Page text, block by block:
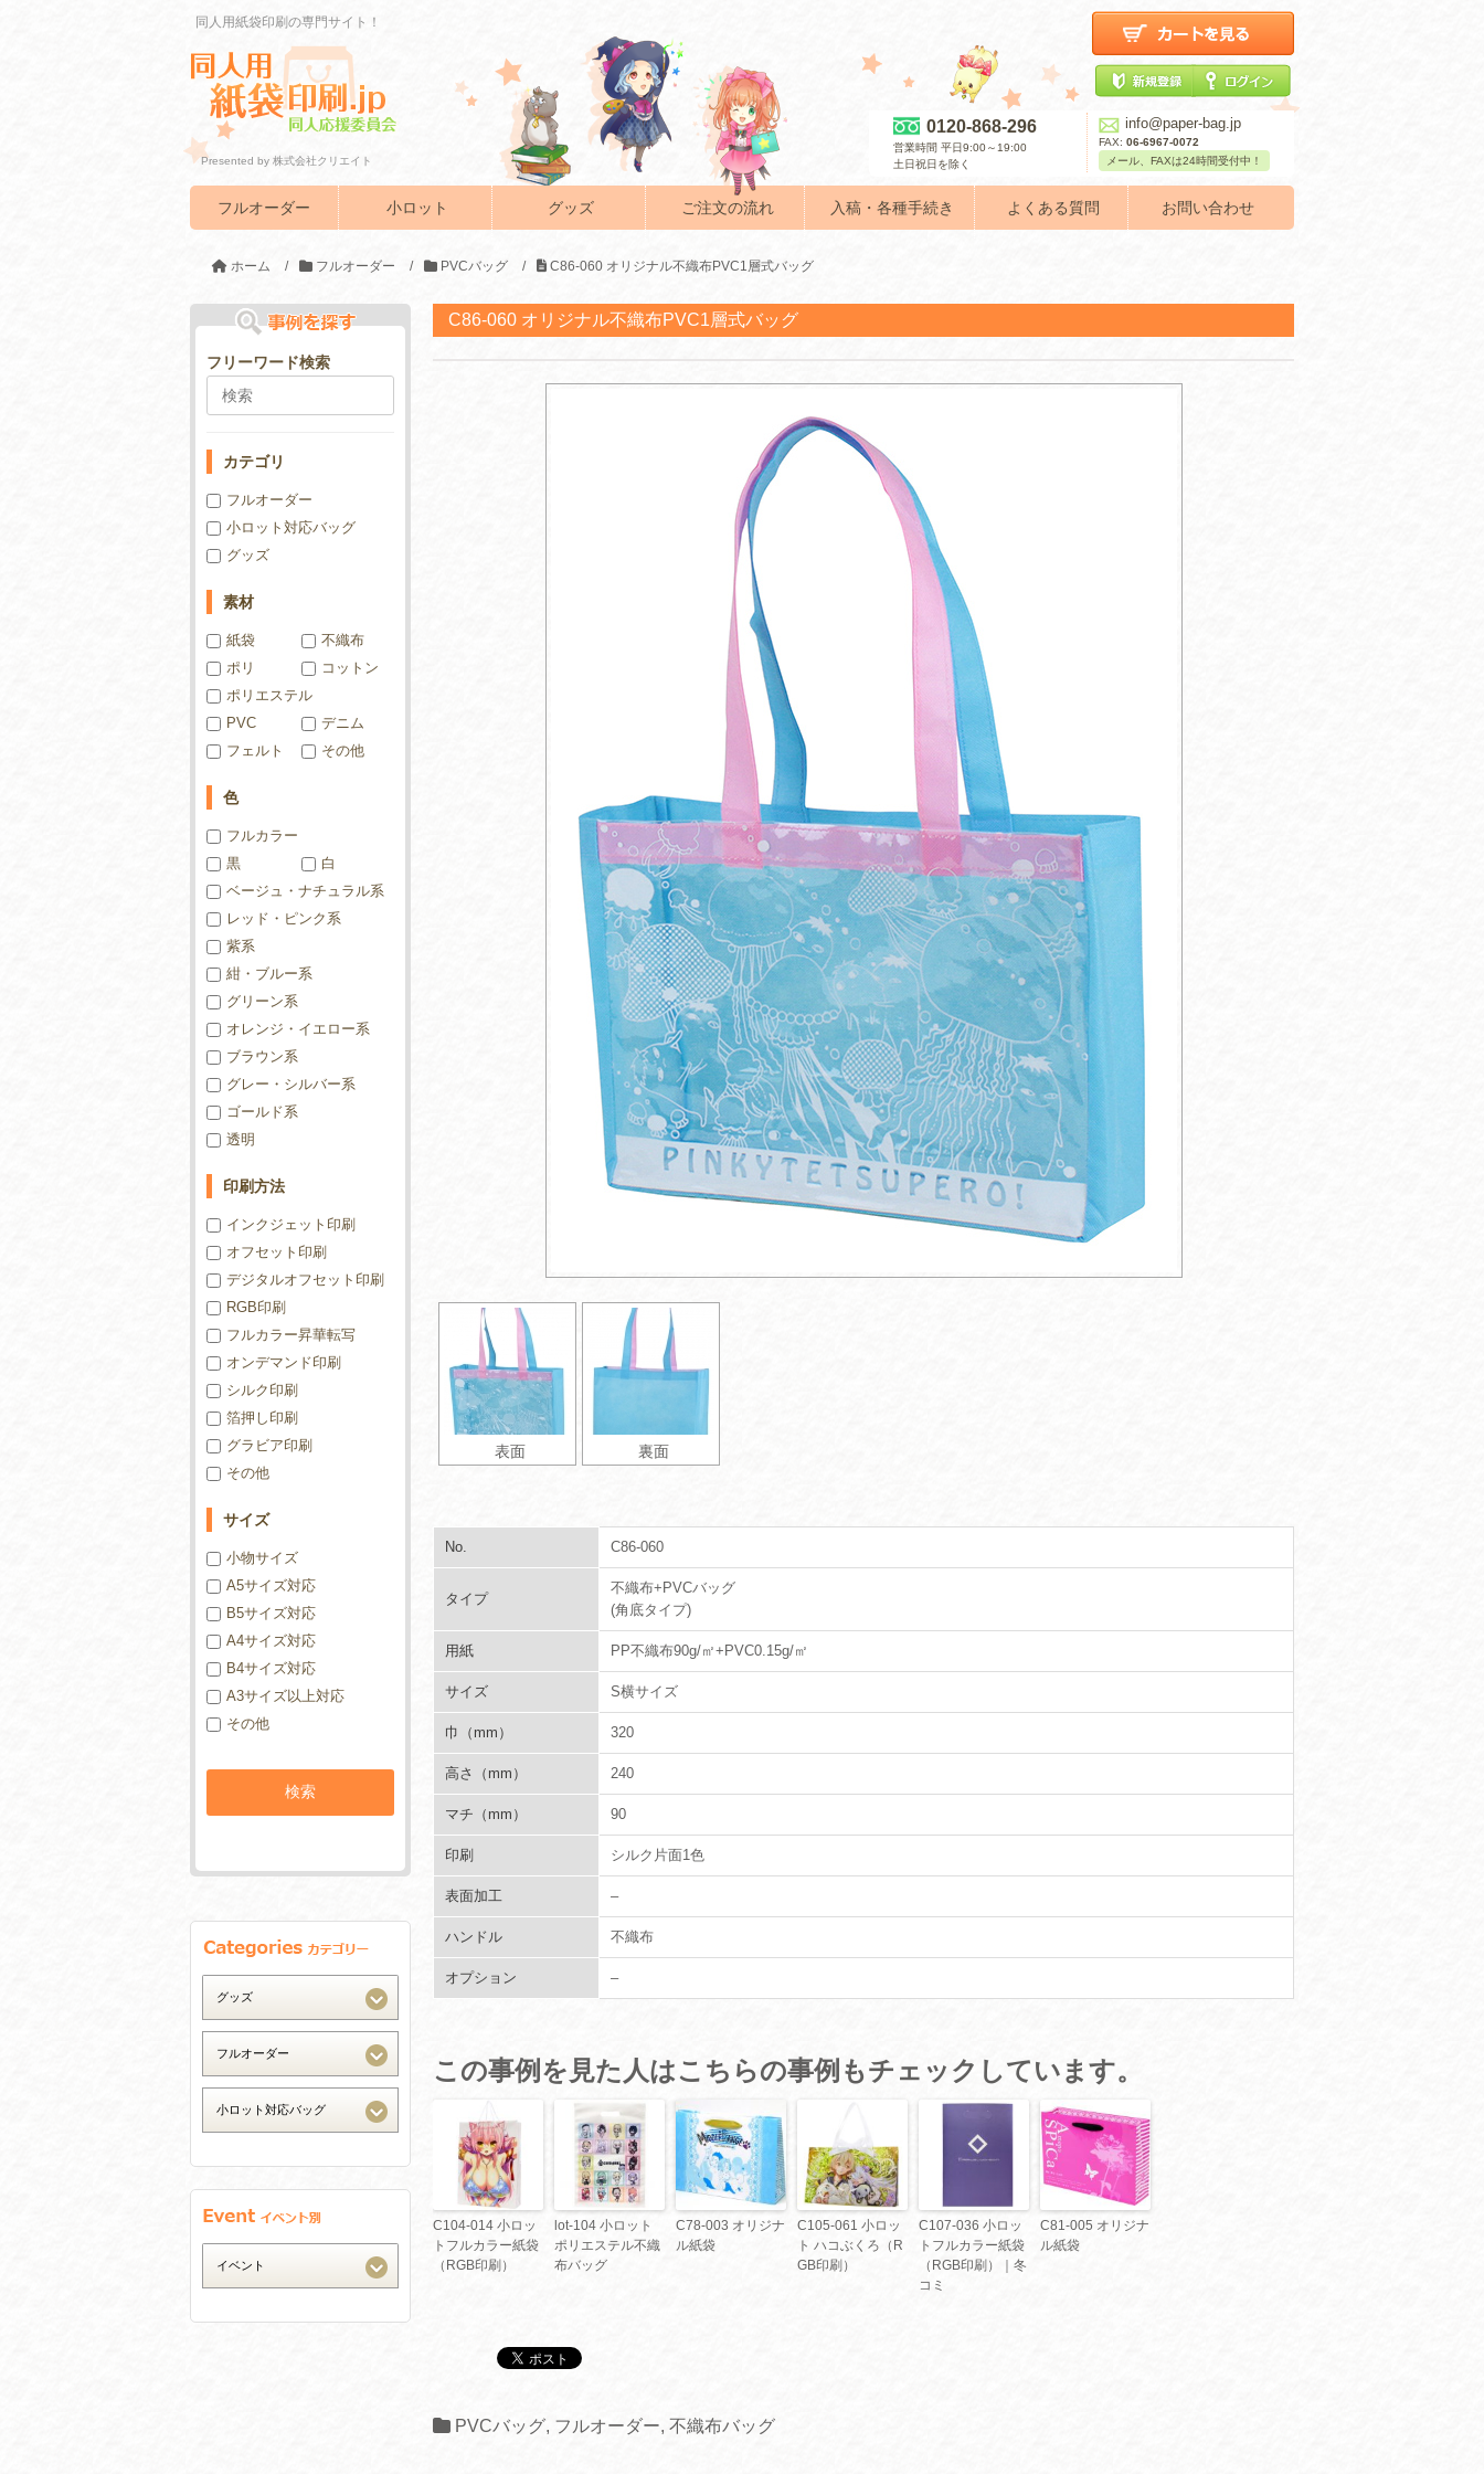
同人用紙袋印刷の専門サイト！
Presented by 株式会社クリエイト
0120-868-296
営業時間 平日9:00～19:00
土日祝日を除く
info@paper-bag.jp
FAX: 06-6967-0072
メール、FAXは24時間受付中！
フルオーダー 小ロット グッズ ご注文の流れ 入稿・各種手続き よくある質問 お問い合わせ
ホーム / フルオーダー / PVCバッグ / C86-060 オリジナル不織布PVC1層式バッグ
C86-060 オリジナル不織布PVC1層式バッグ
表面 裏面
No. C86-060
タイプ
不織布+PVCバッグ
(角底タイプ)
用紙 PP不織布90g/㎡+PVC0.15g/㎡
サイズ S横サイズ
巾（mm） 320
高さ（mm） 240
マチ（mm） 90
印刷 シルク片面1色
表面加工 –
ハンドル 不織布
オプション –
この事例を見た人はこちらの事例もチェックしています。
C104-014 小ロッ
トフルカラー紙袋
（RGB印刷）
lot-104 小ロット
ポリエステル不織
布バッグ
C78-003 オリジナ
ル紙袋
C105-061 小ロッ
ト ハコぶくろ（R
GB印刷）
C107-036 小ロッ
トフルカラー紙袋
（RGB印刷）｜冬
コミ
C81-005 オリジナ
ル紙袋
PVCバッグ, フルオーダー, 不織布バッグ
フリーワード検索
カテゴリ
フルオーダー
小ロット対応バッグ
グッズ
素材
紙袋
不織布
ポリ
コットン
ポリエステル
PVC
デニム
フェルト
その他
色
フルカラー
黒
白
ベージュ・ナチュラル系
レッド・ピンク系
紫系
紺・ブルー系
グリーン系
オレンジ・イエロー系
ブラウン系
グレー・シルバー系
ゴールド系
透明
印刷方法
インクジェット印刷
オフセット印刷
デジタルオフセット印刷
RGB印刷
フルカラー昇華転写
オンデマンド印刷
シルク印刷
箔押し印刷
グラビア印刷
その他
サイズ
小物サイズ
A5サイズ対応
B5サイズ対応
A4サイズ対応
B4サイズ対応
A3サイズ以上対応
その他